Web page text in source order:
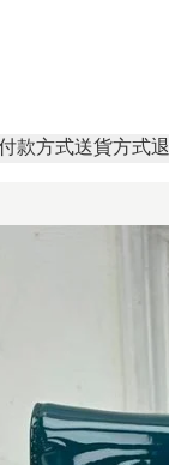
款方式送貨方式